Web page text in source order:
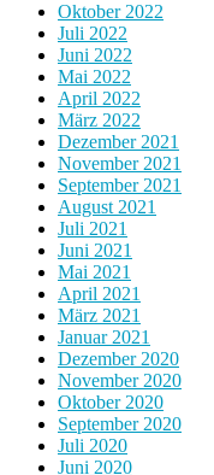
Oktober 2022
Juli 2022
Juni 2022
Mai 2022
April 2022
März 2022
Dezember 2021
November 2021
September 2021
August 2021
Juli 2021
Juni 2021
Mai 2021
April 2021
März 2021
Januar 2021
Dezember 2020
November 2020
Oktober 2020
September 2020
Juli 2020
Juni 2020